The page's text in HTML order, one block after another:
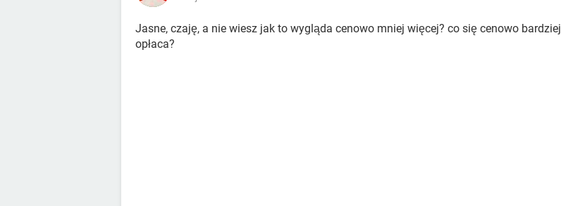
Jasne, czaję, a nie wiesz jak to wygląda cenowo mniej więcej? co się cenowo bardziej
opłaca?